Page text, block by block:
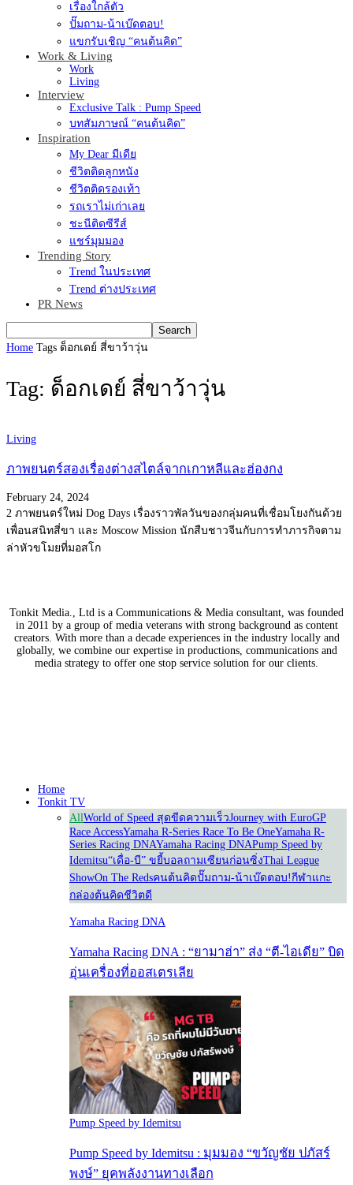
เรื่องใกล้ตัว
ปั๊มถาม-น้าเบ๊ดตอบ!
แขกรับเชิญ “คนต้นคิด”
Work & Living
Work
Living
Interview
Exclusive Talk : Pump Speed
บทสัมภาษณ์ “คนต้นคิด”
Inspiration
My Dear มีเดีย
ชีวิตติดลูกหนัง
ชีวิตติดรองเท้า
รถเราไม่เก่าเลย
ชะนีติดซีรีส์
แชร์มุมมอง
Trending Story
Trend ในประเทศ
Trend ต่างประเทศ
PR News
Home Tags ด็อกเดย์ สี่ขาว้าวุ่น
Tag: ด็อกเดย์ สี่ขาว้าวุ่น
Living
ภาพยนตร์สองเรื่องต่างสไตล์จากเกาหลีและฮ่องกง
February 24, 2024
2 ภาพยนตร์ใหม่ Dog Days เรื่องราวพัลวันของกลุ่มคนที่เชื่อมโยงกันด้วย
เพื่อนสนิทสี่ขา และ Moscow Mission นักสืบชาวจีนกับการทำภารกิจตาม
ล่าหัวขโมยที่มอสโก
Tonkit Media., Ltd is a Communications & Media consultant, was founded
in 2011 by a group of media veterans with strong background as content
creators. With more than a decade experiences in the industry locally and
globally, we combine our expertise in productions, communications and
media strategy to offer one stop service solution for our clients.
Home
Tonkit TV
AllWorld of Speed สุดขีดความเร็วJourney with EuroGP
Race AccessYamaha R-Series Race To Be OneYamaha R-
Series Racing DNAYamaha Racing DNAPump Speed by
Idemitsu“เดื่อ-บี” ขยี้บอลถามเซียนก่อนซิ่งThai League
ShowOn The Redsคนต้นคิดปั๊มถาม-น้าเบ๊ดตอบ!กีฬาแกะ
กล่องต้นคิดชีวิตดี
Yamaha Racing DNA
Yamaha Racing DNA : “ยามาฮ่า” ส่ง “ตี-ไอเดีย” บิด
อุ่นเครื่องที่ออสเตรเลีย
Pump Speed by Idemitsu
Pump Speed by Idemitsu : มุมมอง “ขวัญชัย ปภัสร์
พงษ์” ยุคพลังงานทางเลือก